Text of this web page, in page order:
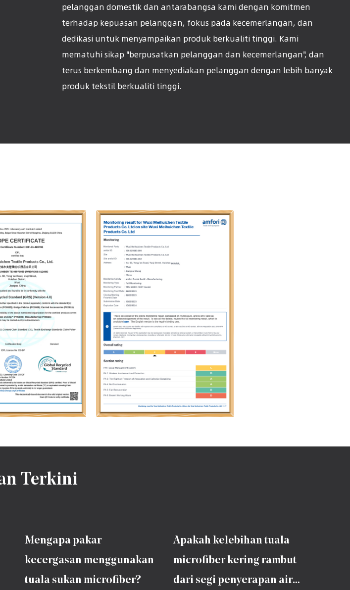
pelanggan domestik dan antarabangsa kami dengan komitmen
terhadap kepuasan pelanggan, fokus pada kecemerlangan, dan
dedikasi untuk menyampaikan produk berkualiti tinggi. Kami
mematuhi sikap "berpusatkan pelanggan dan kecemerlangan", dan
terus berkembang dan menyediakan pelanggan dengan lebih banyak
produk tekstil berkualiti tinggi.
Terkini
Mengapa pakar
kecergasan menggunakan
tuala sukan microfiber?
Apakah kelebihan tuala
microfiber kering rambut
dari segi penyerapan air